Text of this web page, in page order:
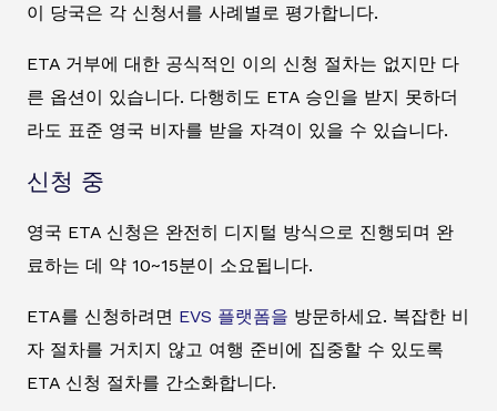
이 당국은 각 신청서를 사례별로 평가합니다.
ETA 거부에 대한 공식적인 이의 신청 절차는 없지만 다
른 옵션이 있습니다. 다행히도 ETA 승인을 받지 못하더
라도 표준 영국 비자를 받을 자격이 있을 수 있습니다.
신청 중
영국 ETA 신청은 완전히 디지털 방식으로 진행되며 완
료하는 데 약 10~15분이 소요됩니다.
ETA를 신청하려면 EVS 플랫폼을 방문하세요. 복잡한 비
자 절차를 거치지 않고 여행 준비에 집중할 수 있도록
ETA 신청 절차를 간소화합니다.